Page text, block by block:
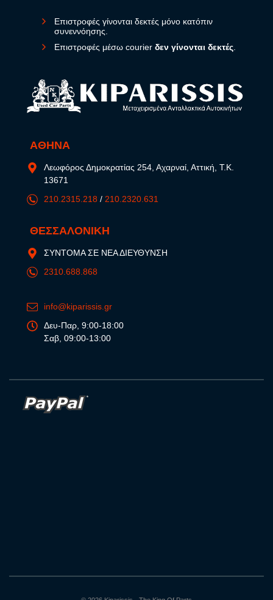
Επιστροφές γίνονται δεκτές μόνο κατόπιν
συνεννόησης.
Επιστροφές μέσω courier δεν γίνονται δεκτές
ΑΘΗΝΑ
Λεωφόρος Δημοκρατίας 254, Αχαρναί, Αττική, Τ.Κ.
13671
210.2315.218 / 210.2320.631
ΘΕΣΣΑΛΟΝΙΚΗ
ΣΥΝΤΟΜΑ ΣΕ ΝΕΑ ΔΙΕΥΘΥΝΣΗ
2310.688.868
info@kiparissis.gr
Δευ-Παρ, 9:00-18:00
Σαβ, 09:00-13:00